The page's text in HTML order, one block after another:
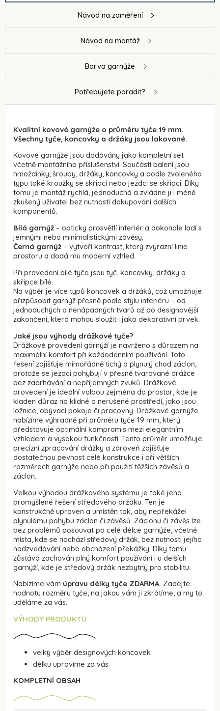
Návod na zaměření
Návod na montáž
Barva garnýže
Potřebujete poradit?
Kvalitní kovové garnýže o průměru tyče 19 mm.
Všechny tyče, koncovky a držáky jsou lakované.
Kovové garnýže jsou dodávány jako kompletní set
včetně montážního příslušenství. Součástí balení jsou
hmoždinky, šrouby, držáky, koncovky a podle zvoleného
typu také kroužky se skřipci nebo jezdci se skřipci. Díky
tomu je montáž rychlá, jednoduchá a zvládne ji i méně
zkušený uživatel bez nutnosti dokupování dalších
komponentů.
Bílá garnýž – opticky prosvětlí interiér a dokonale ladí s
jemnými nebo minimalistickými závěsy.
Černá garnýž – vytvoří kontrast, který zvýrazní linie
prostoru a dodá mu moderní vzhled.
Při provedení bílé tyče jsou tyč, koncovky, držáky a
skřipce bílé.
Na výběr je více typů koncovek a držáků, což umožňuje
přizpůsobit garnýž přesně podle stylu interiéru – od
jednoduchých a nenápadných tvarů až po designovější
zakončení, která mohou sloužit i jako dekorativní prvek.
Jaké jsou výhody drážkové tyče?
Drážkové provedení garnýží je navrženo s důrazem na
maximální komfort při každodenním používání. Toto
řešení zajišťuje mimořádně tichý a plynulý chod záclon,
protože se jezdci pohybují v přesně tvarované drážce
bez zadrhávání a nepříjemných zvuků. Drážkové
provedení je ideální volbou zejména do prostor, kde je
kladen důraz na klidné a nerušené prostředí, jako jsou
ložnice, obývací pokoje či pracovny. Drážkové garnýže
nabízíme výhradně při průměru tyče 19 mm, který
představuje optimální kompromis mezi elegantním
vzhledem a vysokou funkčností. Tento průměr umožňuje
precizní zpracování drážky a zároveň zajišťuje
dostatečnou pevnost celé konstrukce i při větších
rozměrech garnýže nebo při použití těžších závěsů a
záclon.
Velkou výhodou drážkového systému je také jeho
promyšlené řešení středového držáku. Ten je
konstrukčně upraven a umístěn tak, aby nepřekážel
plynulému pohybu záclon či závěsů. Záclonu či závěs lze
bez problémů posouvat po celé délce garnýže, včetně
místa, kde se nachází středový držák, bez nutnosti jejího
nadzvedávání nebo obcházení překážky. Díky tomu
zůstává zachován plný komfort používání i u delších
garnýží, kde je středový držák nezbytný pro stabilitu.
Nabízíme vám úpravu délky tyče ZDARMA. Zadejte
hodnotu rozměru tyče, na jakou vám ji zkrátíme, a my to
uděláme za vás.
VÝHODY PRODUKTU
velký výběr designových koncovek
délku upravíme za vás
KOMPLETNÍ OBSAH